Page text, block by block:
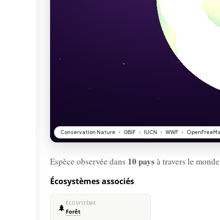
Espèce observée dans 10 pays à travers le
Écosystèmes associés
🌲 ÉCOSYSTÈME
Forêt